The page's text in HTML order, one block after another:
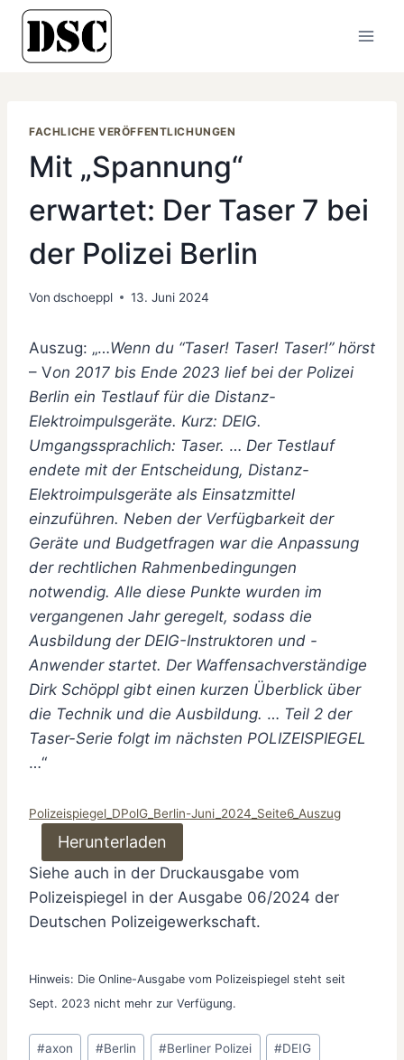
Zum
springen
FACHLICHE VERÖFFENTLICHUNGEN
Mit „Spannung“
erwartet: Der Taser 7 bei
der Polizei Berlin
Von dschoeppl 13. Juni 2024
Auszug: „…Wenn du “Taser! Taser! Taser!” hörst
– Von 2017 bis Ende 2023 lief bei der Polizei
Berlin ein Testlauf für die Distanz-
Elektroimpulsgeräte. Kurz: DEIG.
Umgangssprachlich: Taser. … Der Testlauf
endete mit der Entscheidung, Distanz-
Elektroimpulsgeräte als Einsatzmittel
einzuführen. Neben der Verfügbarkeit der
Geräte und Budgetfragen war die Anpassung
der rechtlichen Rahmenbedingungen
notwendig. Alle diese Punkte wurden im
vergangenen Jahr geregelt, sodass die
Ausbildung der DEIG-Instruktoren und -
Anwender startet. Der Waffensachverständige
Dirk Schöppl gibt einen kurzen Überblick über
die Technik und die Ausbildung. … Teil 2 der
Taser-Serie folgt im nächsten POLIZEISPIEGEL
…“
Polizeispiegel_DPolG_Berlin-Juni_2024_Seite6_Auszug
Herunterladen
Siehe auch in der Druckausgabe vom
Polizeispiegel in der Ausgabe 06/2024 der
Deutschen Polizeigewerkschaft.
Hinweis: Die Online-Ausgabe vom Polizeispiegel steht seit
Sept. 2023 nicht mehr zur Verfügung.
Schlagworte:
#axon #Berlin #Berliner Polizei #DEIG